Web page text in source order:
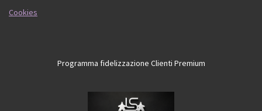
Cookies
Programma fidelizzazione Clienti Premium